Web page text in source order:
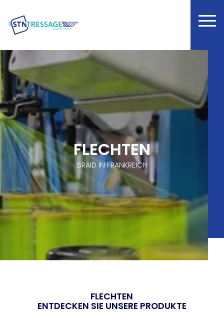
FLECHTEN
BRAID IN FRANKREICH
FLECHTEN
ENTDECKEN SIE UNSERE PRODUKTE